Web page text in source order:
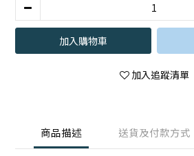
加入購物車
加入追蹤清單
商品描述 送貨及付款方式